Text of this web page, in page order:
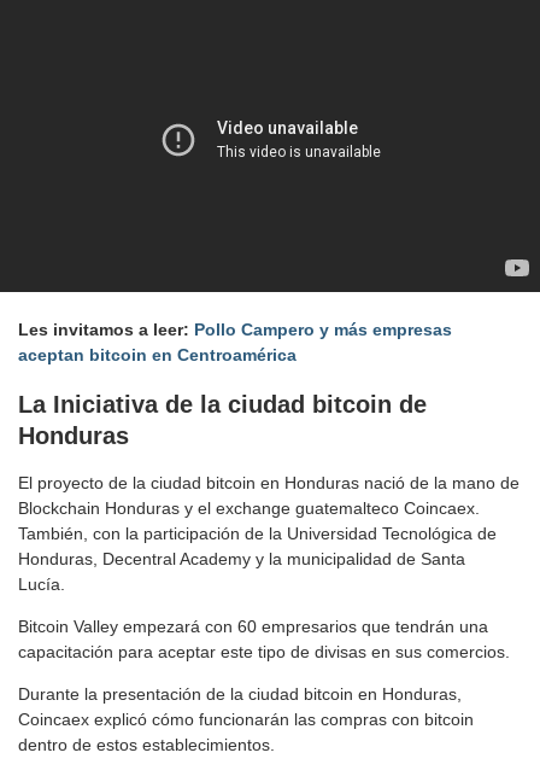
Les invitamos a leer: Pollo Campero y más empresas
aceptan bitcoin en Centroamérica
La Iniciativa de la ciudad bitcoin de
Honduras
El proyecto de la ciudad bitcoin en Honduras nació de la mano de
Blockchain Honduras y el exchange guatemalteco Coincaex.
También, con la participación de la Universidad Tecnológica de
Honduras, Decentral Academy y la municipalidad de Santa
Lucía.
Bitcoin Valley empezará con 60 empresarios que tendrán una
capacitación para aceptar este tipo de divisas en sus comercios.
Durante la presentación de la ciudad bitcoin en Honduras,
Coincaex explicó cómo funcionarán las compras con bitcoin
dentro de estos establecimientos.